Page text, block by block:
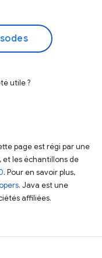
utile ?
page est régi par une
, et les échantillons de
. Pour en savoir plus,
. Java est une
affiliées.